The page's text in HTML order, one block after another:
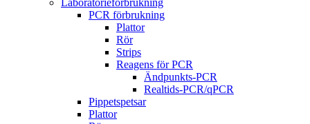
Laboratorieförbrukning
PCR förbrukning
Plattor
Rör
Strips
Reagens för PCR
Ändpunkts-PCR
Realtids-PCR/qPCR
Pippetspetsar
Plattor